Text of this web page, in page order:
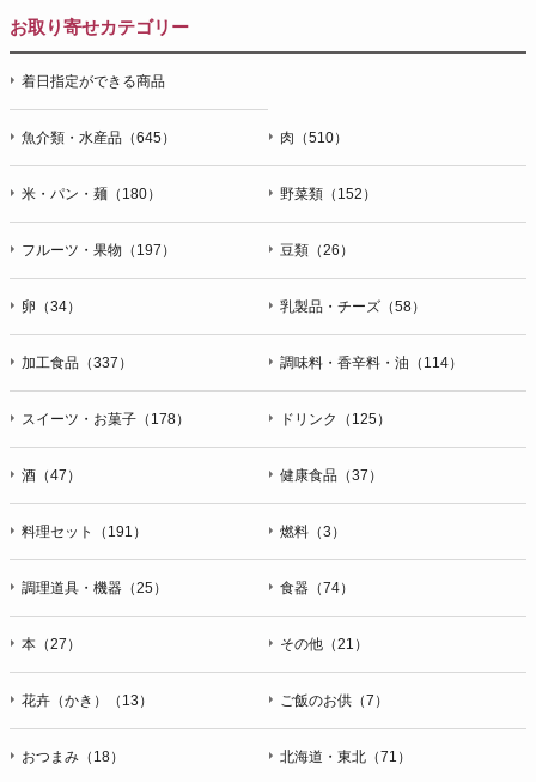
お取り寄せカテゴリー
着日指定ができる商品
魚介類・水産品（645） 肉（510）
米・パン・麺（180） 野菜類（152）
フルーツ・果物（197） 豆類（26）
卵（34） 乳製品・チーズ（58）
加工食品（337） 調味料・香辛料・油（114）
スイーツ・お菓子（178） ドリンク（125）
酒（47） 健康食品（37）
料理セット（191） 燃料（3）
調理道具・機器（25） 食器（74）
本（27） その他（21）
花卉（かき）（13） ご飯のお供（7）
おつまみ（18） 北海道・東北（71）